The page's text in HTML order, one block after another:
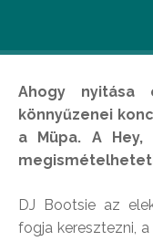
Ahogy
könnyűzenei
a Müpa. A
DJ Bootsie az
fogja keresztezni,